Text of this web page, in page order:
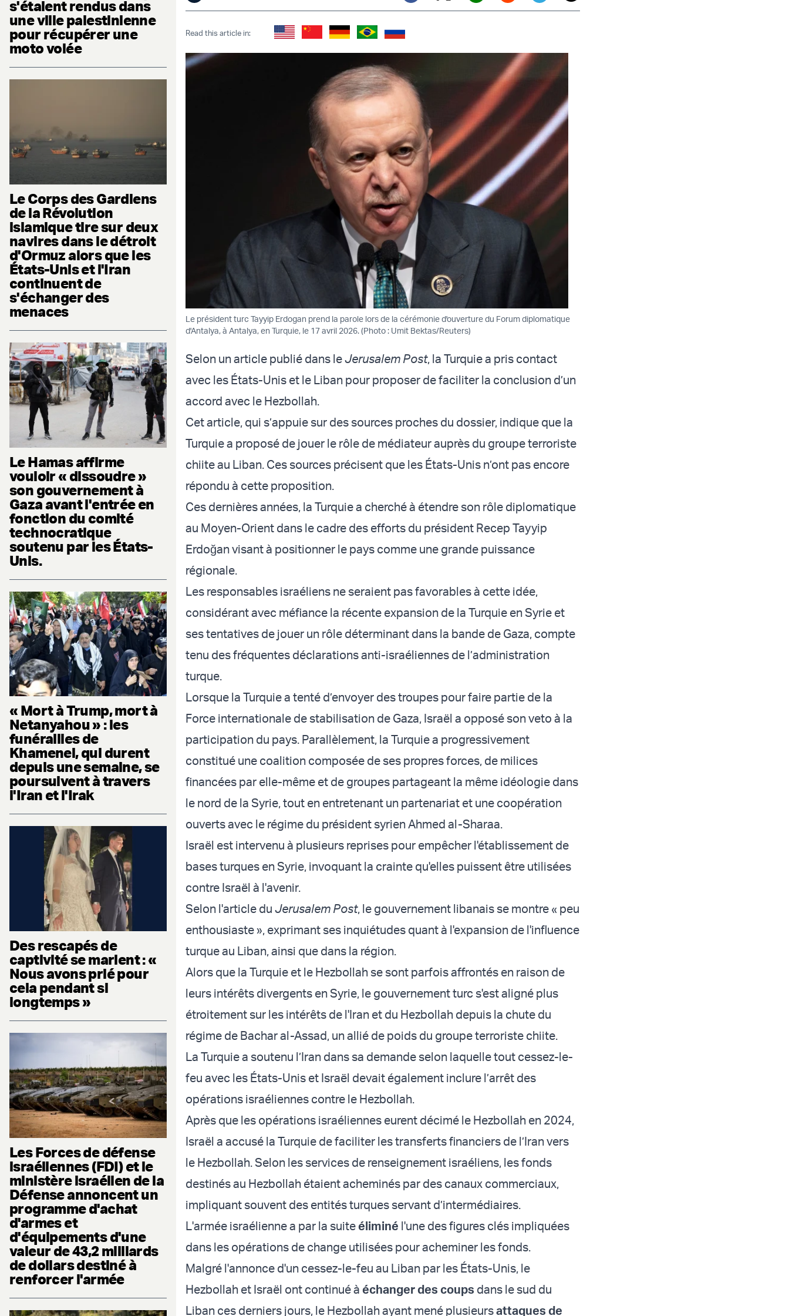
s'étaient rendus dans
une ville palestinienne
pour récupérer une
moto volée
Le Corps des Gardiens
de la Révolution
islamique tire sur deux
navires dans le détroit
d'Ormuz alors que les
États-Unis et l'Iran
continuent de
s'échanger des
menaces
Le Hamas affirme
vouloir « dissoudre »
son gouvernement à
Gaza avant l'entrée en
fonction du comité
technocratique
soutenu par les États-
Unis.
« Mort à Trump, mort à
Netanyahou » : les
funérailles de
Khamenei, qui durent
depuis une semaine, se
poursuivent à travers
l'Iran et l'Irak
Des rescapés de
captivité se marient : «
Nous avons prié pour
cela pendant si
longtemps »
Les Forces de défense
israéliennes (FDI) et le
ministère israélien de la
Défense annoncent un
programme d'achat
d'armes et
d'équipements d'une
valeur de 43,2 milliards
de dollars destiné à
renforcer l'armée
Facebook
Twitter (X)
Whatsapp
RedditTelegram
Read this article in:
Le président turc Tayyip Erdogan prend la parole lors de la cérémonie d'ouverture du Forum diplomatique
d'Antalya, à Antalya, en Turquie, le 17 avril 2026. (Photo : Umit Bektas/Reuters)
Selon un article publié dans leJerusalem Post, la Turquie a pris contact
avec les États-Unis et le Liban pour proposer de faciliter la conclusion d’un
accord avec le Hezbollah.
Cet article, qui s’appuie sur des sources proches du dossier, indique que la
Turquie a proposé de jouer le rôle de médiateur auprès du groupe terroriste
chiite au Liban. Ces sources précisent que les États-Unis n’ont pas encore
répondu à cette proposition.
Ces dernières années, la Turquie a cherché à étendre son rôle diplomatique
au Moyen-Orient dans le cadre des efforts du président Recep Tayyip
Erdoğan visant à positionner le pays comme une grande puissance
régionale.
Les responsables israéliens ne seraient pas favorables à cette idée,
considérant avec méfiance la récente expansion de la Turquie en Syrie et
ses tentatives de jouer un rôle déterminant dans la bande de Gaza, compte
tenu des fréquentes déclarations anti-israéliennes de l’administration
turque.
Lorsque la Turquie a tenté d’envoyer des troupes pour faire partie de la
Force internationale de stabilisation de Gaza, Israël a opposé son veto à la
participation du pays. Parallèlement, la Turquie a progressivement
constitué une coalition composée de ses propres forces, de milices
financées par elle-même et de groupes partageant la même idéologie dans
le nord de la Syrie, tout en entretenant un partenariat et une coopération
ouverts avec le régime du président syrien Ahmed al-Sharaa.
Israël est intervenu à plusieurs reprises pour empêcher l'établissement de
bases turques en Syrie, invoquant la crainte qu'elles puissent être utilisées
contre Israël à l'avenir.
Selon l'article du Jerusalem Post, le gouvernement libanais se montre « peu
enthousiaste », exprimant ses inquiétudes quant à l'expansion de l'influence
turque au Liban, ainsi que dans la région.
Alors que la Turquie et le Hezbollah se sont parfois affrontés en raison de
leurs intérêts divergents en Syrie, le gouvernement turc s'est aligné plus
étroitement sur les intérêts de l'Iran et du Hezbollah depuis la chute du
régime de Bachar al-Assad, un allié de poids du groupe terroriste chiite.
La Turquie a soutenu l’Iran dans sa demande selon laquelle tout cessez-le-
feu avec les États-Unis et Israël devait également inclure l’arrêt des
opérations israéliennes contre le Hezbollah.
Après que les opérations israéliennes eurent décimé le Hezbollah en 2024,
Israël a accusé la Turquie de faciliter les transferts financiers de l’Iran vers
le Hezbollah. Selon les services de renseignement israéliens, les fonds
destinés au Hezbollah étaient acheminés par des canaux commerciaux,
impliquant souvent des entités turques servant d’intermédiaires.
L'armée israélienne a par la suite éliminé l'une des figures clés impliquées
dans les opérations de change utilisées pour acheminer les fonds.
Malgré l'annonce d'un cessez-le-feu au Liban par les États-Unis, le
Hezbollah et Israël ont continué à échanger des coups dans le sud du
Liban ces derniers jours, le Hezbollah ayant mené plusieursattaques de